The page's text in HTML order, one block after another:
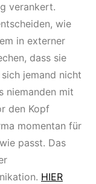
verankert.
wie
in externer
dass sie
jemand nicht
niemanden mit
den Kopf
momentan für
passt. Das
HIER